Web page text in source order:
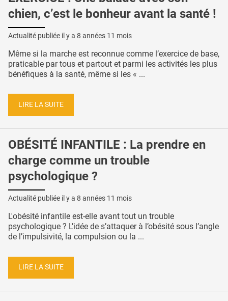
chien, c’est le bonheur avant la santé !
Actualité publiée il y a 8 années 11 mois
Même si la marche est reconnue comme l’exercice de base,
praticable par tous et partout et parmi les activités les plus
bénéfiques à la santé, même si les « ...
LIRE LA SUITE
OBÉSITÉ INFANTILE : La prendre en
charge comme un trouble
psychologique ?
Actualité publiée il y a 8 années 11 mois
L'obésité infantile est-elle avant tout un trouble
psychologique ? L’idée de s’attaquer à l’obésité sous l’angle
de l’impulsivité, la compulsion ou la ...
LIRE LA SUITE